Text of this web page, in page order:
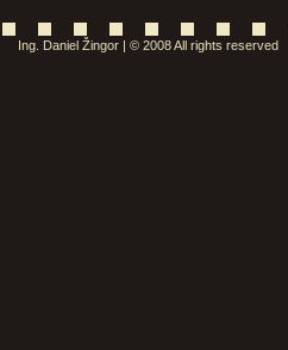
Ing. Daniel Žingor | © 2008 All rights reserved